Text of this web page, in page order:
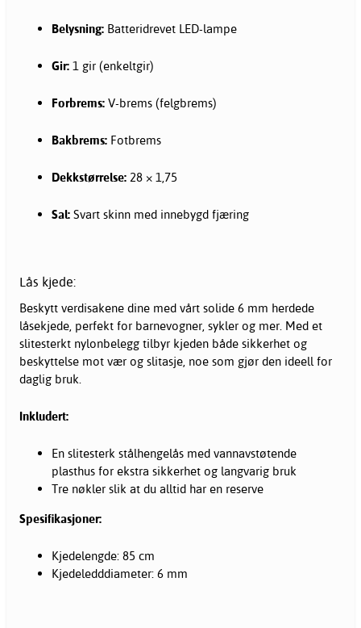
Belysning: Batteridrevet LED-lampe
Gir: 1 gir (enkeltgir)
Forbrems: V-brems (felgbrems)
Bakbrems: Fotbrems
Dekkstørrelse: 28 × 1,75
Sal: Svart skinn med innebygd fjæring
Lås kjede:
Beskytt verdisakene dine med vårt solide 6 mm herdede
låsekjede, perfekt for barnevogner, sykler og mer. Med et
slitesterkt nylonbelegg tilbyr kjeden både sikkerhet og
beskyttelse mot vær og slitasje, noe som gjør den ideell for
daglig bruk.
Inkludert:
En slitesterk stålhengelås med vannavstøtende
plasthus for ekstra sikkerhet og langvarig bruk
Tre nøkler slik at du alltid har en reserve
Spesifikasjoner:
Kjedelengde: 85 cm
Kjedeledddiameter: 6 mm